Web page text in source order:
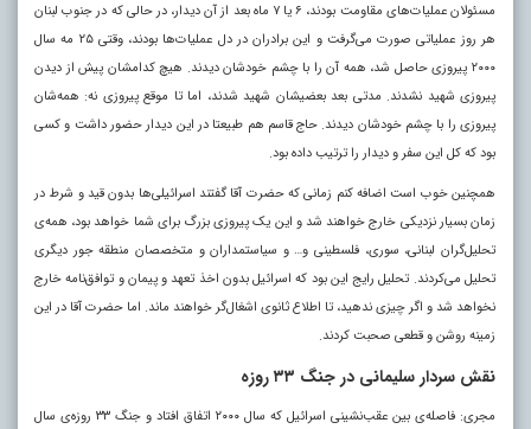
مسئولان عملیات‌های مقاومت بودند، ۶ یا ۷ ماه بعد از آن دیدار، در حالی که در جنوب لبنان
هر روز عملیاتی صورت می‌گرفت و این برادران در دل عملیات‌ها بودند، وقتی ۲۵ مه سال
۲۰۰۰ پیروزی حاصل شد، همه آن را با چشم خودشان دیدند. هیچ کدامشان پیش از دیدن
پیروزی شهید نشدند. مدتی بعد بعضیشان شهید شدند، اما تا موقع پیروزی نه: همه‌شان
پیروزی را با چشم خودشان دیدند. حاج قاسم هم طبیعتا در این دیدار حضور داشت و کسی
بود که کل این سفر و دیدار را ترتیب داده بود.
همچنین خوب است اضافه کنم زمانی که حضرت آقا گفتند اسرائیلی‌ها بدون قید و شرط در
زمان بسیار نزدیکی خارج خواهند شد و این یک پیروزی بزرگ برای شما خواهد بود، همه‌ی
تحلیل‌گران لبنانی، سوری، فلسطینی و… و سیاستمداران و متخصصان منطقه جور دیگری
تحلیل می‌کردند. تحلیل رایج این بود که اسرائیل بدون اخذ تعهد و پیمان و توافق‌نامه خارج
نخواهد شد و اگر چیزی ندهید، تا اطلاع ثانوی اشغال‌گر خواهند ماند. اما حضرت آقا در این
زمینه روشن و قطعی صحبت کردند.
نقش سردار سلیمانی در جنگ ۳۳ روزه
مجری: فاصله‌ی بین عقب‌نشینی اسرائیل که سال ۲۰۰۰ اتفاق افتاد و جنگ ۳۳ روزه‌ی سال